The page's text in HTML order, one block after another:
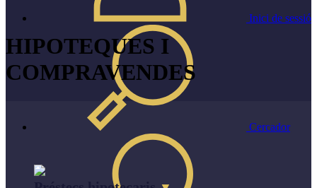
Inici de sessió
Cercador
HIPOTEQUES I
COMPRAVENDES